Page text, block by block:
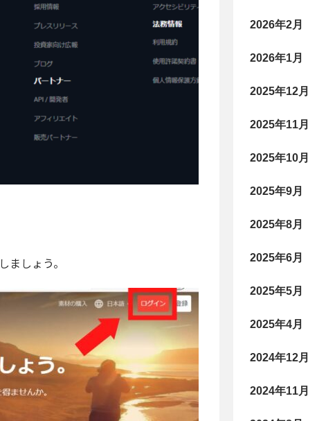
しましょう。
2026年2月
2026年1月
2025年12月
2025年11月
2025年10月
2025年9月
2025年8月
2025年6月
2025年5月
2025年4月
2024年12月
2024年11月